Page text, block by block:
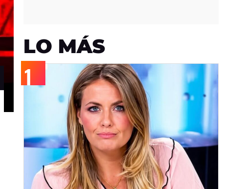
LO MÁS